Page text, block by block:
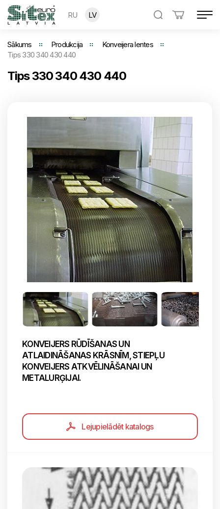
RU LV
Sākums Produkcija
Konveijera lentes
Tips 330 340 430 440
Tips 330 340 430 440
KONVEIJERS RŪDĪŠANAS UN
ATLAIDINĀŠANAS KRĀSNĪM, STIEPĻU
KONVEIJERS ATKVĒLINĀŠANAI UN
METALURĢIJAI.
Lejupielādēt katalogs